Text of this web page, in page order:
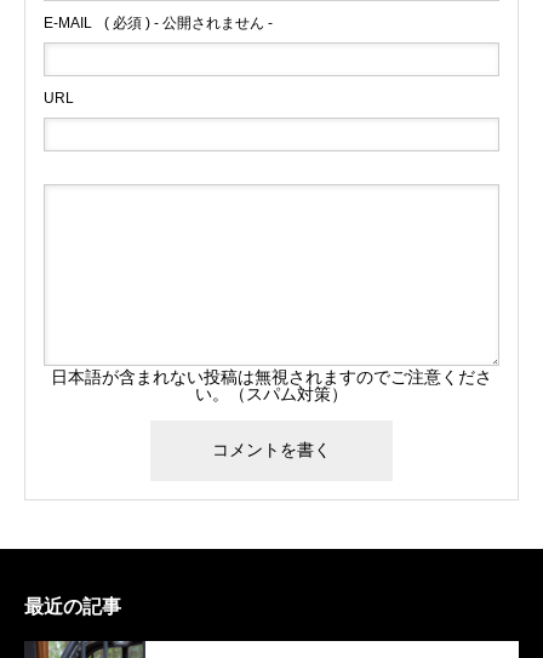
E-MAIL ( 必須 ) - 公開されません -
URL
日本語が含まれない投稿は無視されますのでご注意くださ
い。（スパム対策）
最近の記事